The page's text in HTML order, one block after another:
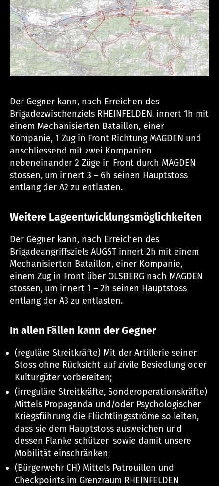
Der Gegner kann, nach Erreichen des
Brigadezwischenziels RHEINFELDEN, innert 1h mit
einem Mechanisierten Bataillon, einer
Kompanie, 1 Zug in Front Richtung MAGDEN und
anschliessend mit zwei Kompanien
nebeneinander 2 Züge in Front durch MAGDEN
stossen, um innert 3 – 6h seinen Hauptstoss
entlang der A2 zu entlasten.
Weitere Lageentwicklungsmöglichkeiten
Der Gegner kann, nach Erreichen des
Brigadeangriffsziels AUGST innert 2h mit einem
Mechanisierten Bataillon, einer Kompanie,
einem Zug in Front über OLSBERG nach MAGDEN
stossen, um innert 1 – 2h seinen Hauptstoss
entlang der A3 zu entlasten.
In allen Fällen kann der Gegner
(reguläre Streitkräfte) Mit der Artillerie seinen
Stoss ohne Rücksicht auf zivile Besiedlung oder
Kulturgüter vorbereiten;
(irreguläre Streitkräfte, Sonderoperationskräfte)
Mittels Propaganda und/oder Psychologischer
Kriegsführung die Flüchtlingsströme so leiten,
dass sie dem Hauptstoss ausweichen und
dessen Flanke schützen sowie damit unsere
Mobilität einschränken;
(Bürgerwehr CH) Mittels Patrouillen und
Checkpoints im Grenzraum RHEINFELDEN